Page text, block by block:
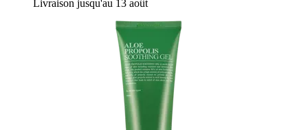
Livraison jusqu'au 13 août